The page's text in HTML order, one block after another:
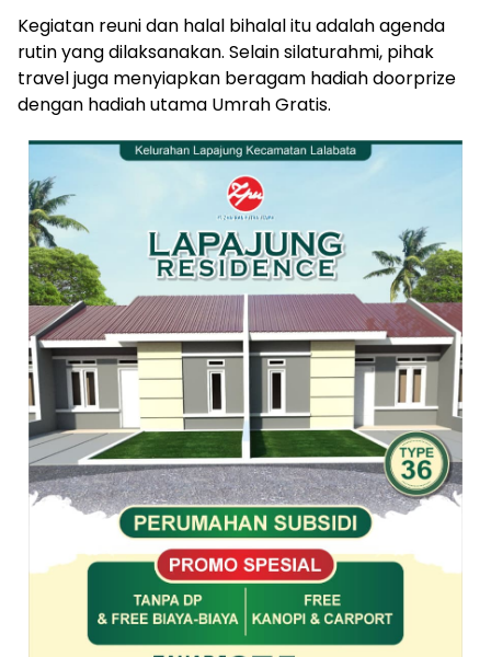
Kegiatan reuni dan halal bihalal itu adalah agenda
rutin yang dilaksanakan. Selain silaturahmi, pihak
travel juga menyiapkan beragam hadiah doorprize
dengan hadiah utama Umrah Gratis.